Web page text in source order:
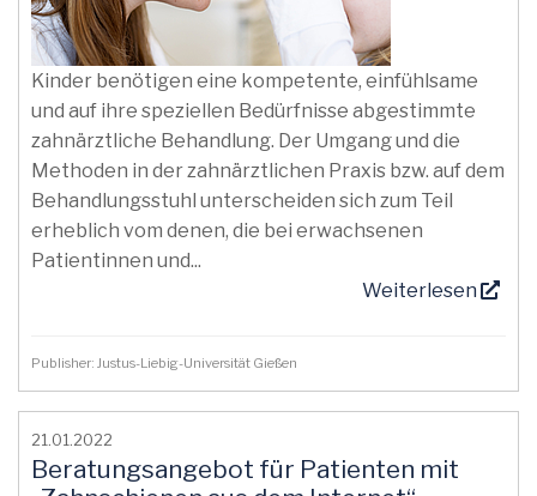
Kinder benötigen eine kompetente, einfühlsame
und auf ihre speziellen Bedürfnisse abgestimmte
zahnärztliche Behandlung. Der Umgang und die
Methoden in der zahnärztlichen Praxis bzw. auf dem
Behandlungsstuhl unterscheiden sich zum Teil
erheblich vom denen, die bei erwachsenen
Patientinnen und...
Weiterlesen
Publisher: Justus-Liebig-Universität Gießen
21.01.2022
Beratungsangebot für Patienten mit